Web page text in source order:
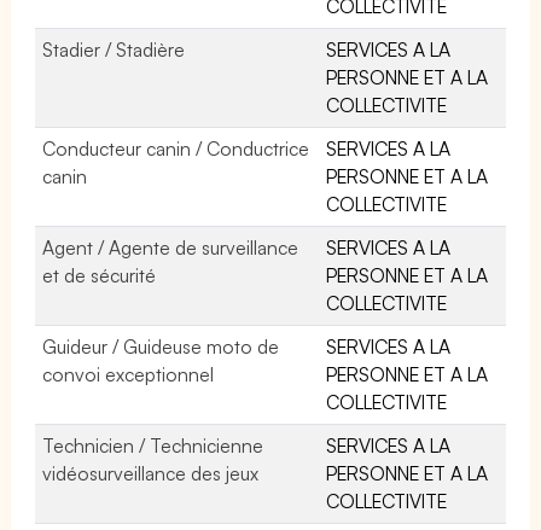
COLLECTIVITE
Stadier / Stadière
SERVICES A LA
PERSONNE ET A LA
COLLECTIVITE
Conducteur canin / Conductrice
canin
SERVICES A LA
PERSONNE ET A LA
COLLECTIVITE
Agent / Agente de surveillance
et de sécurité
SERVICES A LA
PERSONNE ET A LA
COLLECTIVITE
Guideur / Guideuse moto de
convoi exceptionnel
SERVICES A LA
PERSONNE ET A LA
COLLECTIVITE
Technicien / Technicienne
vidéosurveillance des jeux
SERVICES A LA
PERSONNE ET A LA
COLLECTIVITE